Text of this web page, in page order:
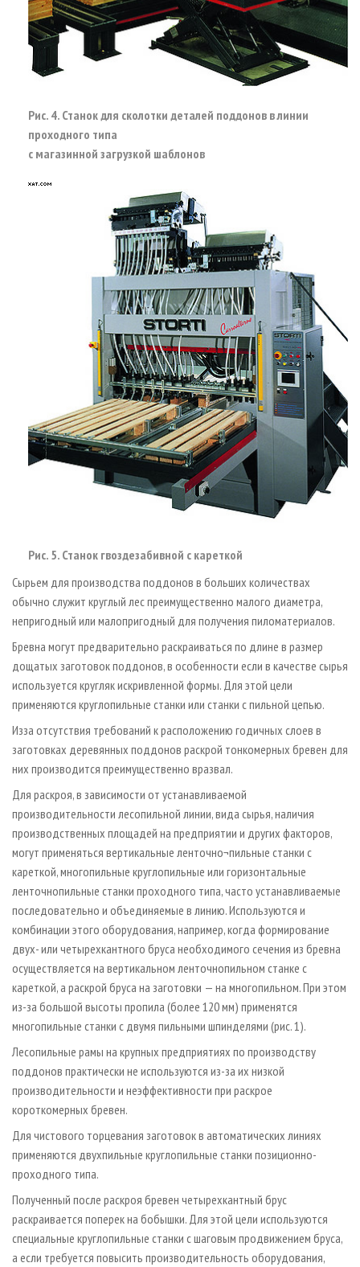
Рис. 4. Станок для сколотки деталей поддонов в линии
проходного типа
с магазинной загрузкой шаблонов
Рис. 5. Станок гвоздезабивной с кареткой
Сырьем для производства поддонов в больших количествах
обычно служит круглый лес преимущественно малого диаметра,
непригодный или малопригодный для получения пиломатериалов.
Бревна могут предварительно раскраиваться по длине в размер
дощатых заготовок поддонов, в особенности если в качестве сырья
используется кругляк искривленной формы. Для этой цели
применяются круглопильные станки или станки с пильной цепью.
Из­за отсутствия требований к расположению годичных слоев в
заготовках деревянных поддонов раскрой тонкомерных бревен для
них производится преимущественно вразвал.
Для раскроя, в зависимости от устанавливаемой
производительности лесопильной линии, вида сырья, наличия
производственных площадей на предприятии и других факторов,
могут применяться вертикальные ленточно¬пильные станки с
кареткой, многопильные круглопильные или горизонтальные
ленточнопильные станки проходного типа, часто устанавливаемые
последовательно и объединяемые в линию. Используются и
комбинации этого оборудования, например, когда формирование
двух- или четырехкантного бруса необходимого сечения из бревна
осуществляется на вертикальном ленточнопильном станке с
кареткой, а раскрой бруса на заготовки — на многопильном. При этом
из-за большой высоты пропила (более 120 мм) применятся
многопильные станки с двумя пильными шпинделями (рис. 1).
Лесопильные рамы на крупных предприятиях по производству
поддонов практически не используются из-за их низкой
производительности и неэффективности при раскрое
короткомерных бревен.
Для чистового торцевания заготовок в автоматических линиях
применяются двухпильные круглопильные станки позиционно-
проходного типа.
Полученный после раскроя бревен четырехкантный брус
раскраивается поперек на бобышки. Для этой цели используются
специальные круглопильные станки с шаговым продвижением бруса,
а если требуется повысить производительность оборудования,